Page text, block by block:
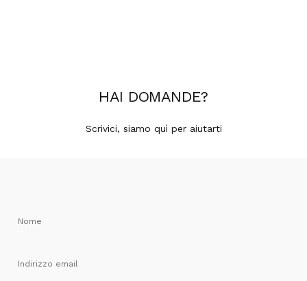
HAI DOMANDE?
Scrivici, siamo quì per aiutarti
Nome
Indirizzo email